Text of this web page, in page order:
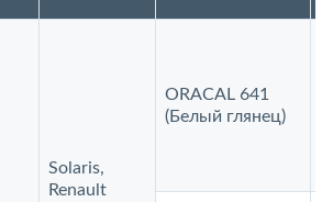
Solaris,
Renault
ORACAL 641
(Белый глянец)